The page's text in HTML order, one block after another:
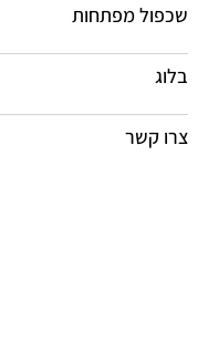
שכפול מפתחות
בלוג
צרו קשר